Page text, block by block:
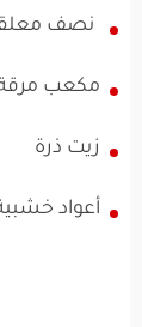
نصف
مكعب
زيت ذرة
أعواد